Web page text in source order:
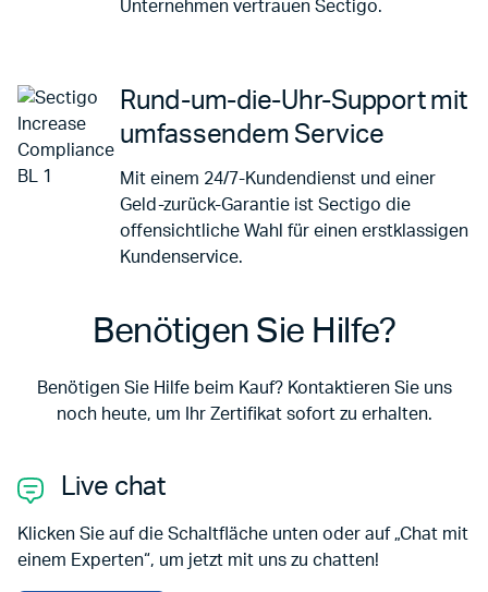
Unternehmen vertrauen Sectigo.
Rund-um-die-Uhr-Support mit
umfassendem Service
Mit einem 24/7-Kundendienst und einer
Geld-zurück-Garantie ist Sectigo die
offensichtliche Wahl für einen erstklassigen
Kundenservice.
Benötigen Sie Hilfe?
Benötigen Sie Hilfe beim Kauf? Kontaktieren Sie uns
noch heute, um Ihr Zertifikat sofort zu erhalten.
Live chat
Klicken Sie auf die Schaltfläche unten oder auf „Chat mit
einem Experten“, um jetzt mit uns zu chatten!